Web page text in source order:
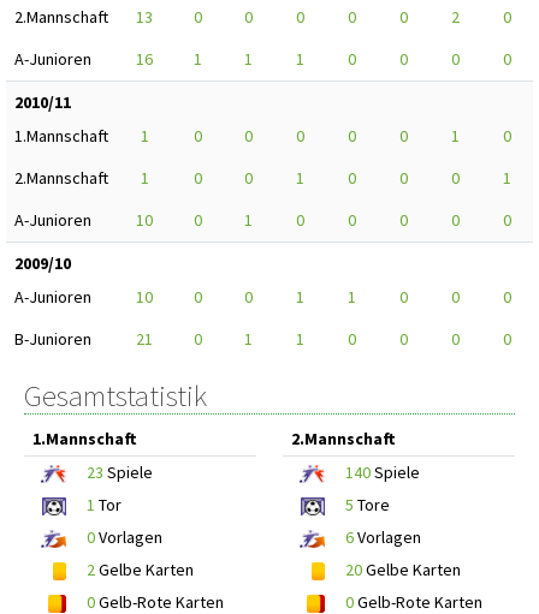
2.Mannschaft
13 0 0 0 0 0 2
0
A-Junioren
16 1 1 1 0 0 0
0
2010/11
1.Mannschaft
1 0 0 0 0 0 1
0
2.Mannschaft
1 0 0 1 0 0 0
1
A-Junioren
10 0 1 0 0 0 0
0
2009/10
A-Junioren
10 0 0 1 1 0 0
0
B-Junioren
21 0 1 1 0 0 0 0
Gesamtstatistik
1.Mannschaft
23 Spiele
1 Tor
0Vorlagen
2Gelbe Karten
0Gelb-Rote Karten
2.Mannschaft
140Spiele
5 Tore
6Vorlagen
20Gelbe Karten
0Gelb-Rote Karten